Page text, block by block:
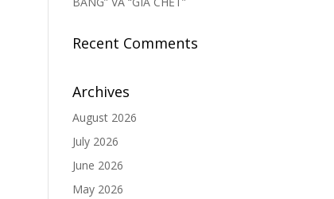
Recent Comments
Archives
August 2026
July 2026
June 2026
May 2026